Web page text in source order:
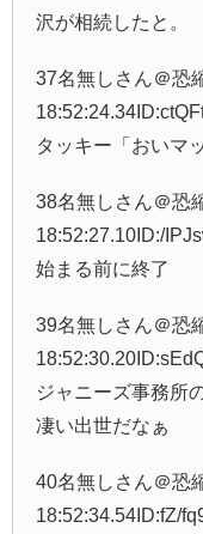
沢が相続したと。
37名無しさん＠恐
タッキー「おいマ
38名無しさん＠恐
18:52:27.10ID:/
始まる前に終了
39名無しさん＠恐
ジャニーズ事務所
凄い出世だなぁ
40名無しさん＠恐
18:52:34.54ID:fZ/